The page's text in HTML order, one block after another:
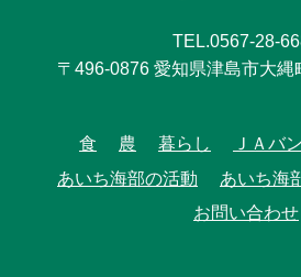
TEL.0567-28-
〒496-0876 愛知県津島市大縄
食 農 暮らし ＪＡバ
あいち海部の活動
あいち海
お問い合わせ